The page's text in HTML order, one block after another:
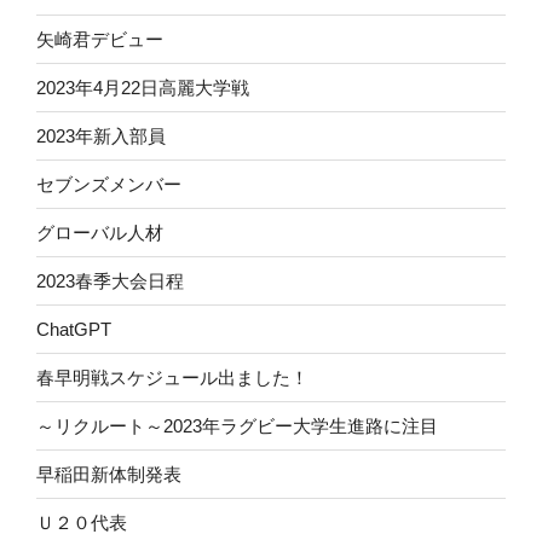
矢崎君デビュー
2023年4月22日高麗大学戦
2023年新入部員
セブンズメンバー
グローバル人材
2023春季大会日程
ChatGPT
春早明戦スケジュール出ました！
～リクルート～2023年ラグビー大学生進路に注目
早稲田新体制発表
Ｕ２０代表